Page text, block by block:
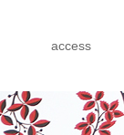
access